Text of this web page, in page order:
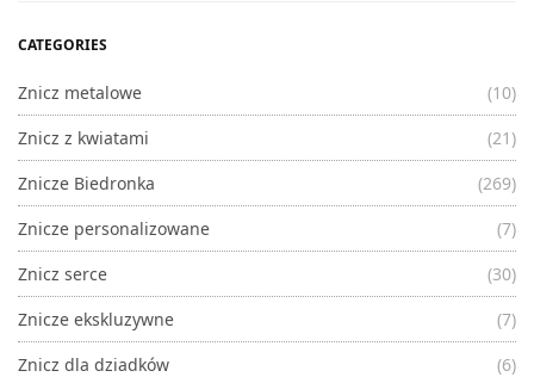
CATEGORIES
Znicz metalowe
(10)
Znicz z kwiatami
(21)
Znicze Biedronka
(269)
Znicze personalizowane
(7)
Znicz serce
(30)
Znicze ekskluzywne
(7)
Znicz dla dziadków
(6)